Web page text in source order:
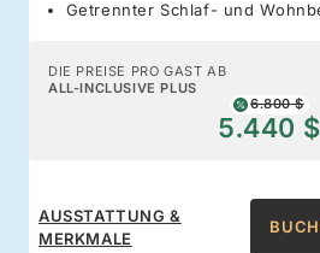
Getrennter Schlaf- und
DIE PREISE PRO GAST AB
ALL-INCLUSIVE PLUS
6.800 $
5.440 $
AUSSTATTUNG &
MERKMALE